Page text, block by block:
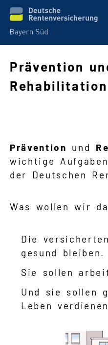
Prävention
Rehabilitation
Prävention und
wichtige Aufgaben
der Deutschen
Was wollen wir
Die
gesund bleiben.
Sie sollen
Und sie sollen
Leben